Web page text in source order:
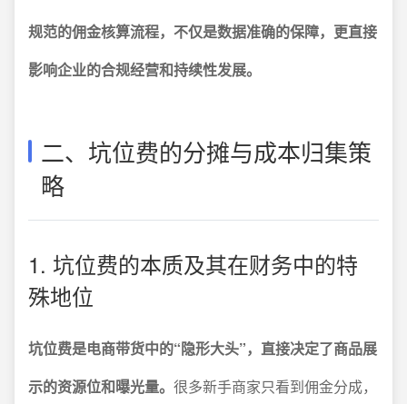
规范的佣金核算流程，不仅是数据准确的保障，更直接
影响企业的合规经营和持续性发展。
二、坑位费的分摊与成本归集策
略
1. 坑位费的本质及其在财务中的特
殊地位
坑位费是电商带货中的“隐形大头”，直接决定了商品展
示的资源位和曝光量。 很多新手商家只看到佣金分成，